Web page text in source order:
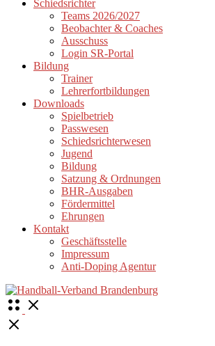
Schiedsrichter
Teams 2026/2027
Beobachter & Coaches
Ausschuss
Login SR-Portal
Bildung
Trainer
Lehrerfortbildungen
Downloads
Spielbetrieb
Passwesen
Schiedsrichterwesen
Jugend
Bildung
Satzung & Ordnungen
BHR-Ausgaben
Fördermittel
Ehrungen
Kontakt
Geschäftsstelle
Impressum
Anti-Doping Agentur
Open
Menu
Close